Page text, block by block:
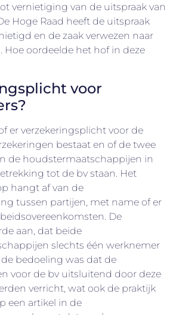
vernietiging van de uitspraak van
Hoge Raad heeft de uitspraak
en de zaak verwezen naar
Hoe oordeelde het hof in deze
voor
er verzekeringsplicht voor de
bestaat en of de twee
de houdstermaatschappijen in
tot de bv staan. Het
hangt af van de
tussen partijen, met name of er
De
aan, dat beide
slechts één werknemer
bedoeling was dat de
voor de bv uitsluitend door deze
verricht, wat ook de praktijk
een artikel in de